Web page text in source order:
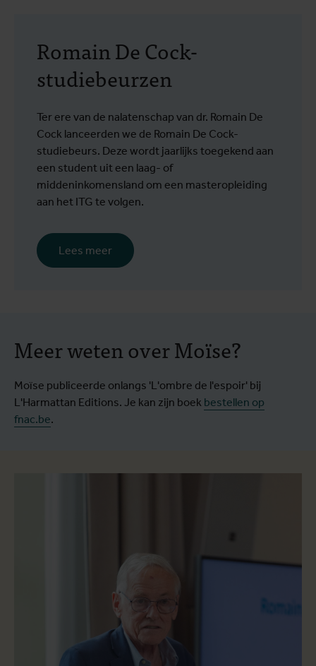
Romain De Cock-
studiebeurzen
Ter ere van de nalatenschap van dr. Romain De
Cock lanceerden we de Romain De Cock-
studiebeurs. Deze wordt jaarlijks toegekend aan
een student uit een laag- of
middeninkomensland om een masteropleiding
aan het ITG te volgen.
Lees meer
Meer weten over Moïse?
Moïse publiceerde onlangs 'L'ombre de l'espoir' bij
L'Harmattan Editions. Je kan zijn boek bestellen op
fnac.be.